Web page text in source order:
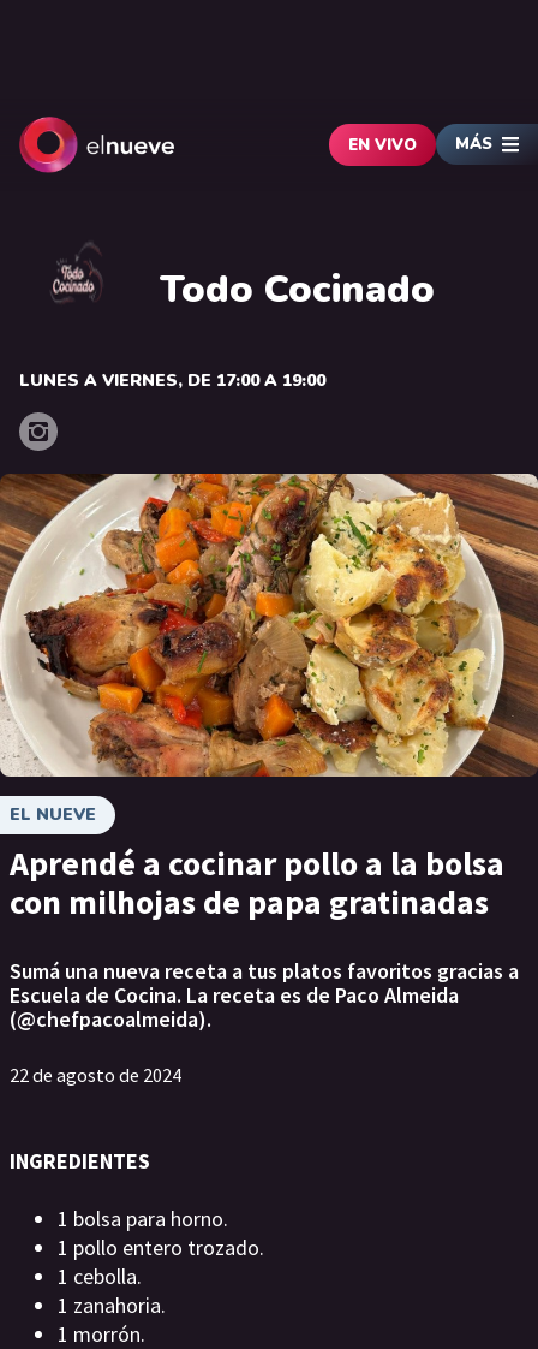
EN VIVO MÁS
Todo Cocinado
LUNES A VIERNES, DE 17:00 A 19:00
EL NUEVE
Aprendé a cocinar pollo a la bolsa
con milhojas de papa gratinadas
Sumá una nueva receta a tus platos favoritos gracias a
Escuela de Cocina. La receta es de Paco Almeida
(@chefpacoalmeida).
22 de agosto de 2024
INGREDIENTES
1 bolsa para horno.
1 pollo entero trozado.
1 cebolla.
1 zanahoria.
1 morrón.